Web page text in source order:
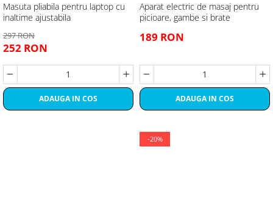
Masuta pliabila pentru laptop cu
inaltime ajustabila
297 RON
252 RON
ADAUGA IN COS
Aparat electric de masaj pentru
picioare, gambe si brate
189 RON
ADAUGA IN COS
-20%